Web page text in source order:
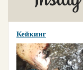
Кейкинг